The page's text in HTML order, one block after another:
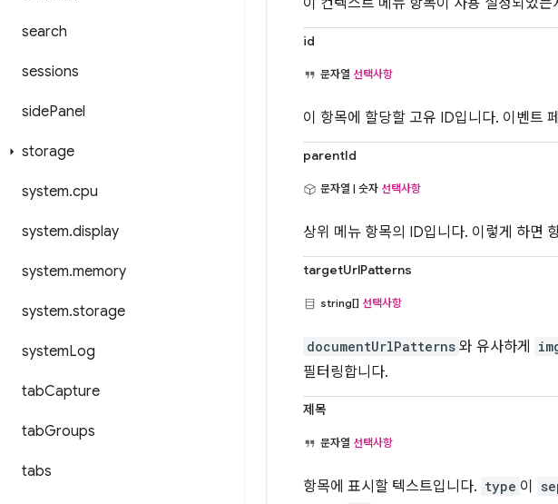
search
sessions
sidePanel
storage
system.cpu
system.display
system.memory
system.storage
systemLog
tabCapture
tabGroups
tabs
이 컨텍스트 메뉴 항목이 사용 설정되었
id
문자열 선택사항
이 항목에 할당할 고유 ID입니다. 이벤트
parentId
문자열 | 숫자 선택사항
상위 메뉴 항목의 ID입니다. 이렇게 하면
targetUrlPatterns
string[] 선택사항
documentUrlPatterns 와 유사하게
필터링합니다.
제목
문자열 선택사항
항목에 표시할 텍스트입니다. type 이